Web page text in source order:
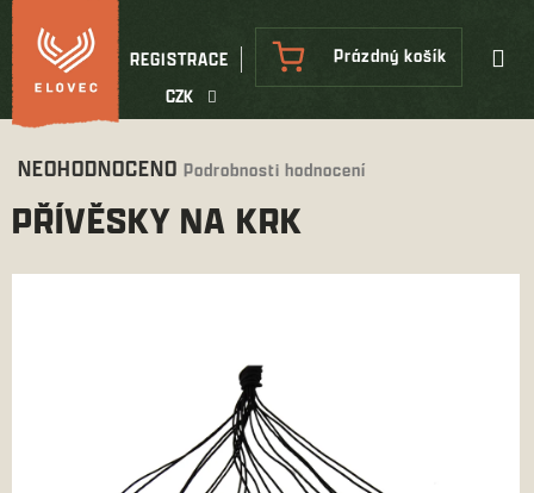
Přejít
na
obsah
CZK
REGISTRACE
NÁKUPNÍ
KOŠÍK
Prázdný košík
Průměrné
produktu
0,0
NEOHODNOCENO Podrobnosti hodnocení
PŘÍVĚSKY NA KRK